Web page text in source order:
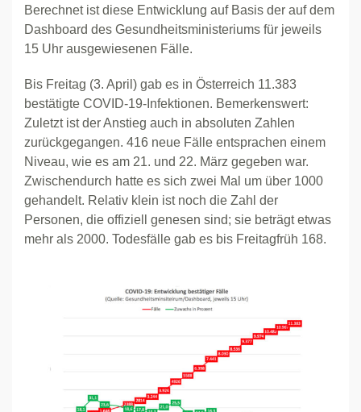
Berechnet ist diese Entwicklung auf Basis der auf dem
Dashboard des Gesundheitsministeriums für jeweils
15 Uhr ausgewiesenen Fälle.
Bis Freitag (3. April) gab es in Österreich 11.383
bestätigte COVID-19-Infektionen. Bemerkenswert:
Zuletzt ist der Anstieg auch in absoluten Zahlen
zurückgegangen. 416 neue Fälle entsprachen einem
Niveau, wie es am 21. und 22. März gegeben war.
Zwischendurch hatte es sich zwei Mal um über 1000
gehandelt. Relativ klein ist noch die Zahl der
Personen, die offiziell genesen sind; sie beträgt etwas
mehr als 2000. Todesfälle gab es bis Freitagfrüh 168.